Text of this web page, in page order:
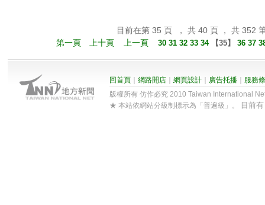
目前在第 35 頁 ， 共 40 頁 ， 共 352
第一頁
上十頁 上一頁 30 31 32 33 34 【35】 36 37
回首頁 網路開店 網頁設計 廣告托播
服務
版權所有 仿作必究 2010 Taiwan International
★ 本站依網站分級制標示為「普遍級」。
目前